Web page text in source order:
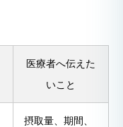
医療者へ伝えた
いこと
摂取量、期間、